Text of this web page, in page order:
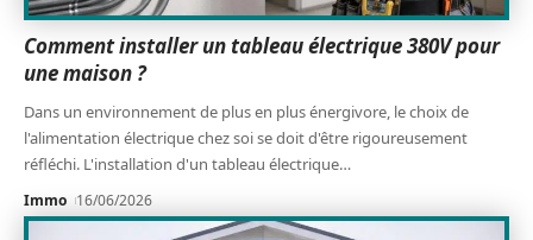
Comment installer un tableau électrique 380V pour
une maison ?
Dans un environnement de plus en plus énergivore, le choix de
l'alimentation électrique chez soi se doit d'être rigoureusement
réfléchi. L'installation d'un tableau électrique…
Immo 16/06/2026